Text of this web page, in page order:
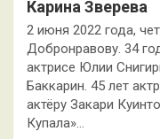
Карина Зверева
2 июня 2022 года,
Добронравову. 34
актрисе Юлии
Баккарин. 45 лет
актёру Закари
Купала»…